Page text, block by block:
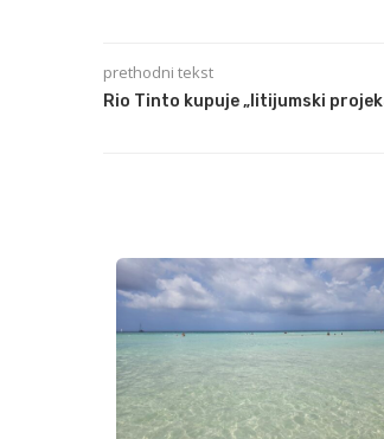
prethodni tekst
Rio Tinto kupuje „litijumski